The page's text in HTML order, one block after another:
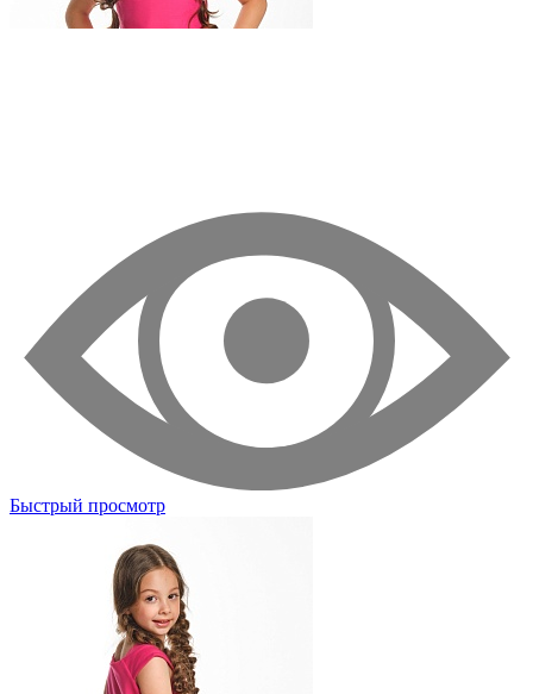
Быстрый просмотр